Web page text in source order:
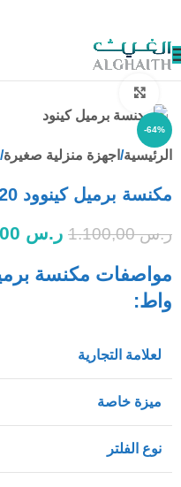
-64%
الرئيسية اجهزة منزلية صغيرة
مكنسة برميل كينوود 20 لتر 2000 واط
ر.س1.100,00 ر.س
واط:
لعلامة التجارية
ميزة خاصة
نوع الفلتر